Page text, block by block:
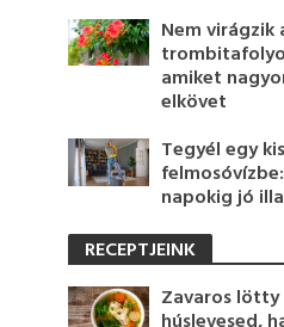
Nem virágzik
amiket
elkövet
Tegyél egy
napokig jó
RECEPTJEINK
Zavaros lötty